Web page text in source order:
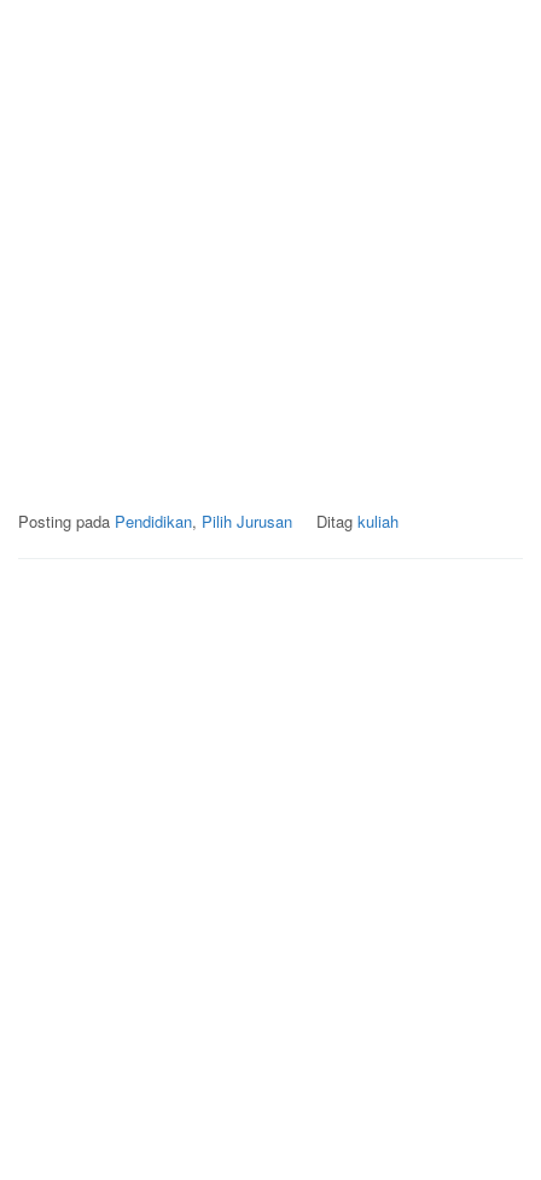
Posting pada Pendidikan, Pilih Jurusan Ditag kuliah